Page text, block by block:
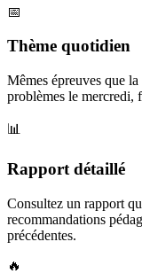
📅
Thème quotidien
Mêmes épreuves que
problèmes le mercredi,
📊
Rapport détaillé
Consultez un rapport
recommandations
précédentes.
🔥